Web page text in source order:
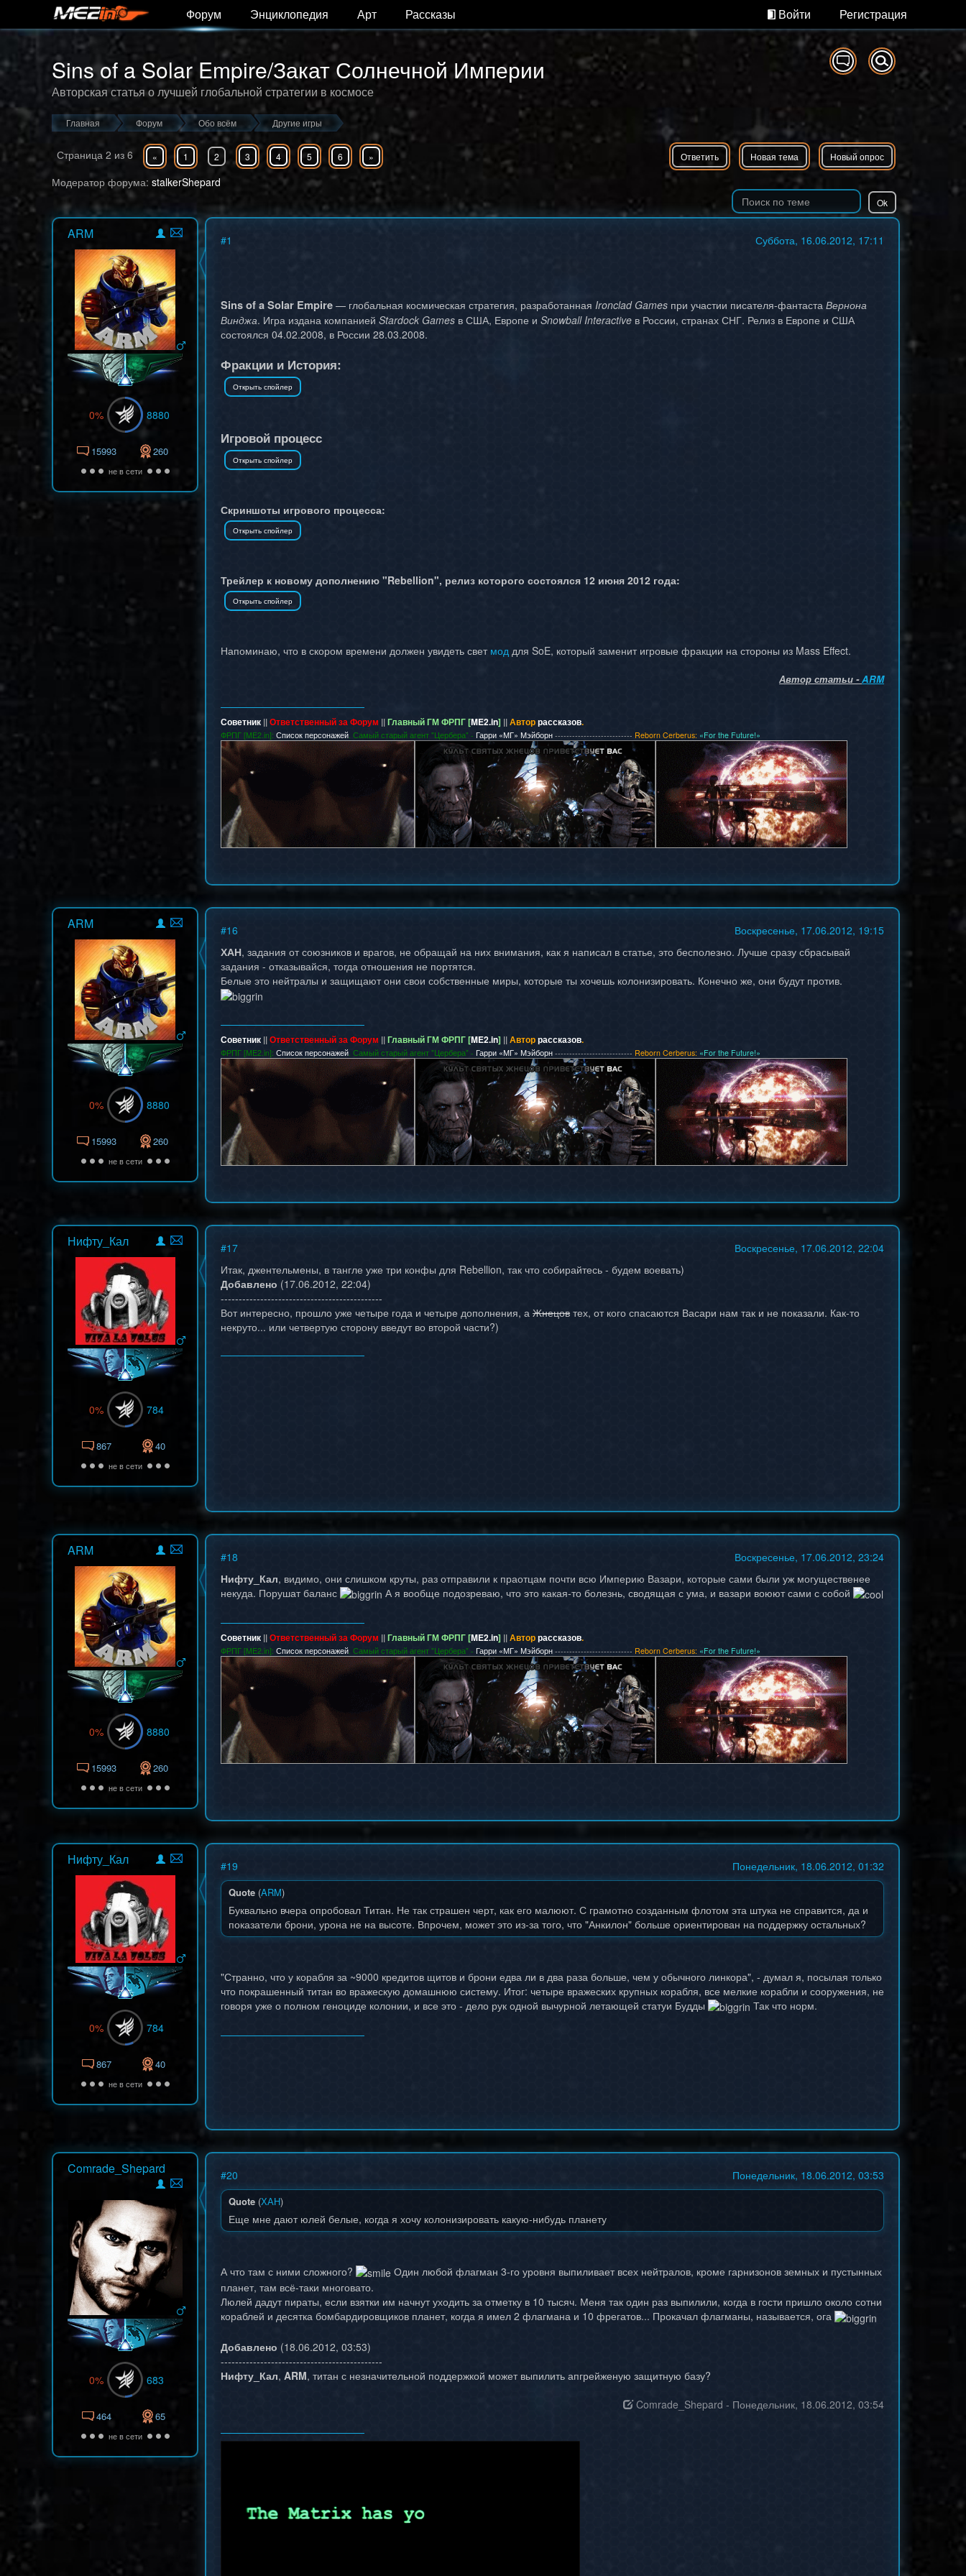
Форум Энциклопедия Арт Рассказы Войти Регистрация
Sins of a Solar Empire/Закат Солнечной Империи
Авторская статья о лучшей глобальной стратегии в космосе
Главная Форум Обо всём Другие игры
Страница 2 из 6 « 1 2 3 4 5 6 » Ответить Новая тема Новый опрос
Модератор форума: stalkerShepard
ARM
0% 8880
15993 260
не в сети
#1 Суббота, 16.06.2012, 17:11
Sins of a Solar Empire — глобальная космическая стратегия, разработанная Ironclad Games при участии писателя-фантаста Вернона
Винджа. Игра издана компанией Stardock Games в США, Европе и Snowball Interactive в России, странах СНГ. Релиз в Европе и США
состоялся 04.02.2008, в России 28.03.2008.
Фракции и История:
Игровой процесс
Скриншоты игрового процесса:
Трейлер к новому дополнению "Rebellion", релиз которого состоялся 12 июня 2012 года:
Напоминаю, что в скором времени должен увидеть свет мод для SoE, который заменит игровые фракции на стороны из Mass Effect.
Автор статьи -ARM
Советник ||Ответственный за Форум ||Главный ГМ ФРПГ [ME2.in] ||Авторрассказов.
ФРПГ [ME2.in]: Список персонажей. Самый старый агент "Цербера" - Гарри «МГ» Мэйборн --------------------------- Reborn Cerberus: «For the Future!»
ARM
0% 8880
15993 260
не в сети
#16
Воскресенье, 17.06.2012, 19:15
ХАН, задания от союзников и врагов, не обращай на них внимания, как я написал в статье, это бесполезно. Лучше сразу сбрасывай
задания - отказывайся, тогда отношения не портятся.
Белые это нейтралы и защищают они свои собственные миры, которые ты хочешь колонизировать. Конечно же, они будут против.
Советник ||Ответственный за Форум ||Главный ГМ ФРПГ [ME2.in] ||Авторрассказов.
ФРПГ [ME2.in]: Список персонажей. Самый старый агент "Цербера" - Гарри «МГ» Мэйборн --------------------------- Reborn Cerberus: «For the Future!»
Нифту_Кал
0% 784
867 40
не в сети
#17
Воскресенье, 17.06.2012, 22:04
Итак, джентельмены, в тангле уже три конфы для Rebellion, так что собирайтесь - будем воевать)
Добавлено (17.06.2012, 22:04)
---------------------------------------------
Вот интересно, прошло уже четыре года и четыре дополнения, а Жнецов тех, от кого спасаются Васари нам так и не показали. Как-то
некруто... или четвертую сторону введут во второй части?)
ARM
0% 8880
15993 260
не в сети
#18
Воскресенье, 17.06.2012, 23:24
Нифту_Кал, видимо, они слишком круты, раз отправили к праотцам почти всю Империю Вазари, которые сами были уж могущественее
некуда. Порушат баланс
А я вообще подозреваю, что это какая-то болезнь, сводящая с ума, и вазари воюют сами с собой
Советник ||Ответственный за Форум ||Главный ГМ ФРПГ [ME2.in] ||Авторрассказов.
ФРПГ [ME2.in]: Список персонажей. Самый старый агент "Цербера" - Гарри «МГ» Мэйборн --------------------------- Reborn Cerberus: «For the Future!»
Нифту_Кал
0% 784
867 40
не в сети
#19 Понедельник, 18.06.2012, 01:32
Quote (ARM)
Буквально вчера опробовал Титан. Не так страшен черт, как его малюют. С грамотно созданным флотом эта штука не справится, да и
показатели брони, урона не на высоте. Впрочем, может это из-за того, что "Анкилон" больше ориентирован на поддержку остальных?
"Странно, что у корабля за ~9000 кредитов щитов и брони едва ли в два раза больше, чем у обычного линкора", - думал я, посылая только
что покрашенный титан во вражескую домашнюю систему. Итог: четыре вражеских крупных корабля, все мелкие корабли и сооружения, не
говоря уже о полном геноциде колонии, и все это - дело рук одной вычурной летающей статуи Будды
Так что норм.
Comrade_Shepard
0% 683
464 65
не в сети
#20 Понедельник, 18.06.2012, 03:53
Quote (ХАН)
Еще мне дают юлей белые, когда я хочу колонизировать какую-нибудь планету
А что там с ними сложного?
Один любой флагман 3-го уровня выпиливает всех нейтралов, кроме гарнизонов земных и пустынных
планет, там всё-таки многовато.
Люлей дадут пираты, если взятки им начнут уходить за отметку в 10 тысяч. Меня так один раз выпилили, когда в гости пришло около сотни
кораблей и десятка бомбардировщиков планет, когда я имел 2 флагмана и 10 фрегатов... Прокачал флагманы, называется, ога
Добавлено (18.06.2012, 03:53)
---------------------------------------------
Нифту_Кал, ARM, титан с незначительной поддержкой может выпилить апгрейженую защитную базу?
Comrade_Shepard - Понедельник, 18.06.2012, 03:54